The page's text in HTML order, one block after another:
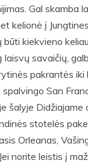
Gal skamba
kelionė į
kiekvieno
laisvų savaičių,
pakrantės iki
San
šalyje Didžiajame
stotelės
Orleanas,
norite leistis į